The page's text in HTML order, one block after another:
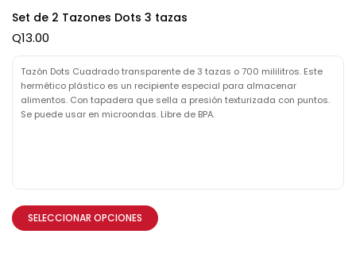
Set de 2 Tazones Dots 3 tazas
Q13.00
Tazón Dots Cuadrado transparente de 3 tazas o 700 mililitros. Este
hermético plástico es un recipiente especial para almacenar
alimentos. Con tapadera que sella a presión texturizada con puntos.
Se puede usar en microondas. Libre de BPA.
SELECCIONAR OPCIONES